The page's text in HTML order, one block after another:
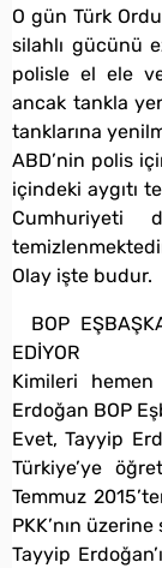
O gün Türk
silahlı gücünü
polisle el ele
ancak tankla
tanklarına
ABD’nin polis
içindeki aygıtı
Cumhuriyeti
Olay işte budur.
BOP
EDİYOR
Kimileri
Erdoğan BOP
Evet, Tayyip
Türkiye’ye
Temmuz
PKK’nın
Tayyip